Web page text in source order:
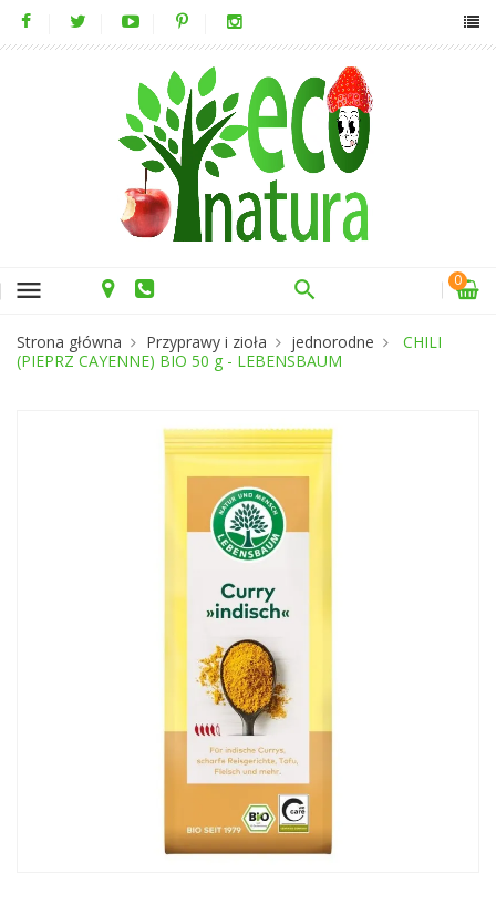
menu 0
Strona główna Przyprawy i zioła jednorodne
CHILI
(PIEPRZ CAYENNE) BIO 50 g - LEBENSBAUM